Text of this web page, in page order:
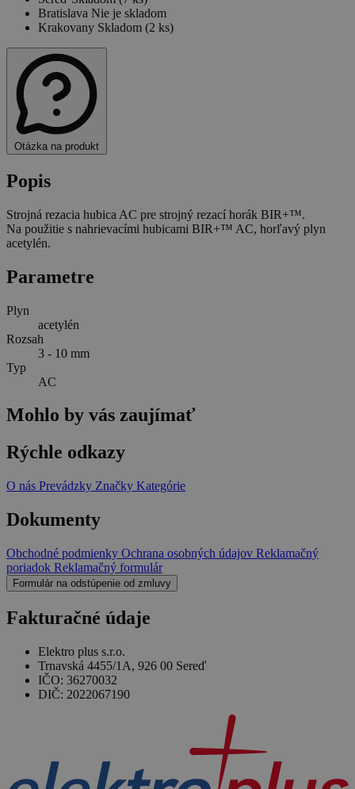
Bratislava Nie je skladom
Krakovany Skladom (2 ks)
Otázka na produkt
Popis
Strojná rezacia hubica AC pre strojný rezací horák BIR+™.
Na použitie s nahrievacími hubicami BIR+™ AC, horľavý plyn
acetylén.
Parametre
Plyn
acetylén
Rozsah
3 - 10 mm
Typ
AC
Mohlo by vás zaujímať
Rýchle odkazy
O nás Prevádzky Značky Kategórie
Dokumenty
Obchodné podmienky Ochrana osobných údajov Reklamačný
poriadok Reklamačný formulár
Formulár na odstúpenie od zmluvy
Fakturačné údaje
Elektro plus s.r.o.
Trnavská 4455/1A, 926 00 Sereď
IČO: 36270032
DIČ: 2022067190